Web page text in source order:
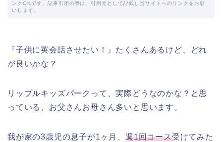
ンクOKです。記事引用の際は、引用元として記載し当サイトへのリンクをお願
いします。
『子供に英会話させたい！』たくさんあるけど、どれ
が良いかな？
リップルキッズパークって、実際どうなのかな？と思
っている、お父さんお母さん多いと思います。
我が家の3歳児の息子が1ヶ月、 週1回コース受けてみた